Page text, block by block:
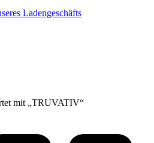
Ladengeschäfts
mit „TRUVATIV“